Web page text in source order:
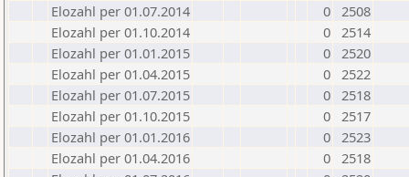
Elozahl per 01.07.2014
0 2508
Elozahl per 01.10.2014
0 2514
Elozahl per 01.01.2015
0 2520
Elozahl per 01.04.2015
0 2522
Elozahl per 01.07.2015
0 2518
Elozahl per 01.10.2015
0 2517
Elozahl per 01.01.2016
0 2523
Elozahl per 01.04.2016
0 2518